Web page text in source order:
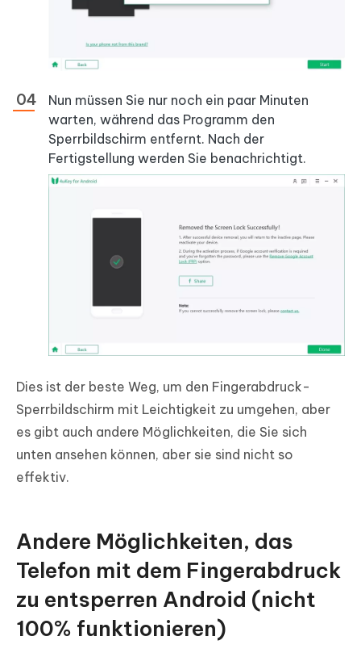
Nun müssen Sie nur noch ein paar Minuten
warten, während das Programm den
Sperrbildschirm entfernt. Nach der
Fertigstellung werden Sie benachrichtigt.
Dies ist der beste Weg, um den Fingerabdruck-
Sperrbildschirm mit Leichtigkeit zu umgehen, aber
es gibt auch andere Möglichkeiten, die Sie sich
unten ansehen können, aber sie sind nicht so
effektiv.
Andere Möglichkeiten, das
Telefon mit dem Fingerabdruck
zu entsperren Android (nicht
100% funktionieren)